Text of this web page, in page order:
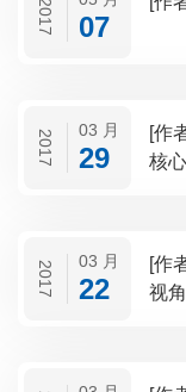
2017 07
2017 03 月
29
[作者：
核
2017 03 月
22
[作者：郑
视